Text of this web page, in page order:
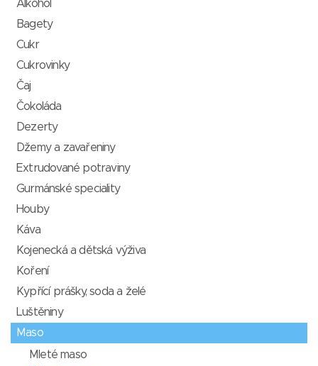
Alkohol
Bagety
Cukr
Cukrovinky
Čaj
Čokoláda
Dezerty
Džemy a zavařeniny
Extrudované potraviny
Gurmánské speciality
Houby
Káva
Kojenecká a dětská výživa
Koření
Kypřící prášky, soda a želé
Luštěniny
Maso
Mleté maso